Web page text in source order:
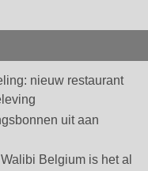
nieuw restaurant
uit aan
Belgium is het al